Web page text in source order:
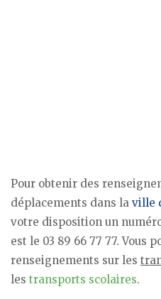
Pour obtenir des
déplacements dans la ville
votre disposition un
est le 03 89 66 77 77. Vous
renseignements sur les
les transports scolaires.